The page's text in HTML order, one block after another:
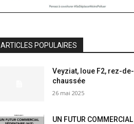
ARTICLES POPULAIRES
Veyziat, loue F2, rez-de-
chaussée
26 mai 2025
UN FUTUR COMMERCIAL